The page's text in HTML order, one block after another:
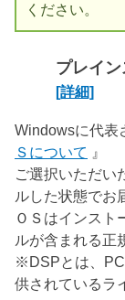
ください。
プレイ
[詳細]
Windowsに代表
Ｓについて 』
ご選択いただい
ルした状態でお
ＯＳはインスト
ルが含まれる正
※DSPとは、PC
供されているラ